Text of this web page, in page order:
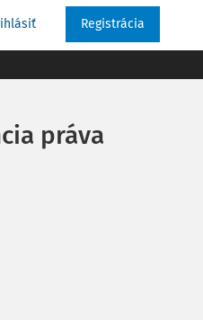
Registrácia
práva